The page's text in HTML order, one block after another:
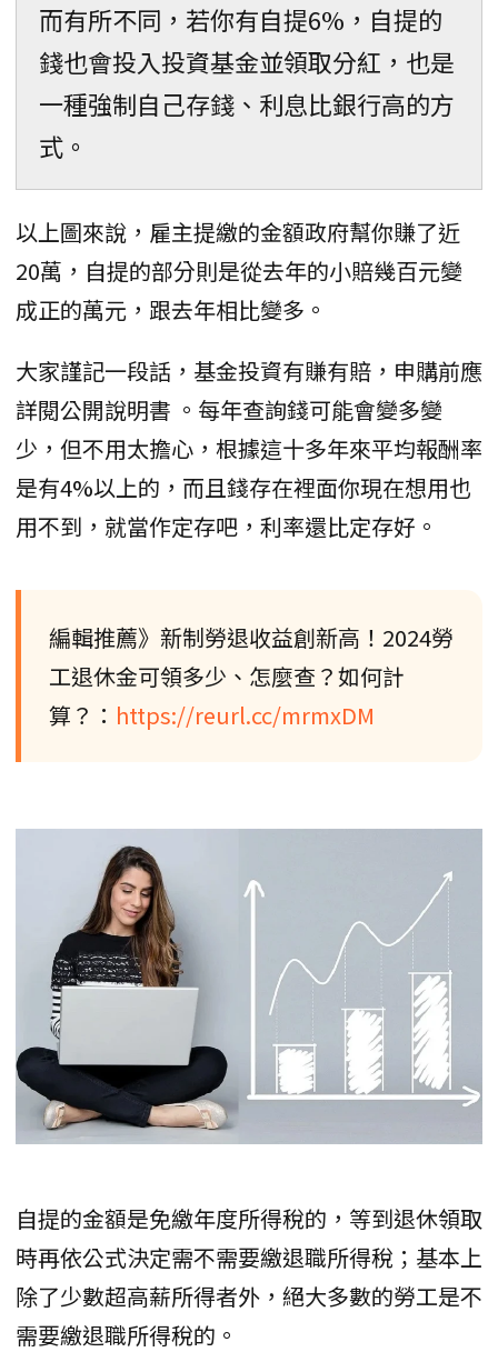
而有所不同，若你有自提6%，自提的
錢也會投入投資基金並領取分紅，也是
一種強制自己存錢、利息比銀行高的方
式。
以上圖來說，雇主提繳的金額政府幫你賺了近
20萬，自提的部分則是從去年的小賠幾百元變
成正的萬元，跟去年相比變多。
大家謹記一段話，基金投資有賺有賠，申購前應
詳閱公開說明書 。每年查詢錢可能會變多變
少，但不用太擔心，根據這十多年來平均報酬率
是有4%以上的，而且錢存在裡面你現在想用也
用不到，就當作定存吧，利率還比定存好。
編輯推薦》新制勞退收益創新高！2024勞
工退休金可領多少、怎麼查？如何計
算？： https://reurl.cc/mrmxDM
自提的金額是免繳年度所得稅的，等到退休領取
時再依公式決定需不需要繳退職所得稅；基本上
除了少數超高薪所得者外，絕大多數的勞工是不
需要繳退職所得稅的。